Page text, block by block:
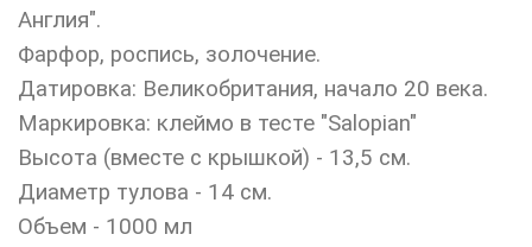
Англия".
Фарфор, роспись, золочение.
Датировка: Великобритания, начало 20 века.
Маркировка: клеймо в тесте "Salopian"
Высота (вместе с крышкой) - 13,5 см.
Диаметр тулова - 14 см.
Объем - 1000 мл